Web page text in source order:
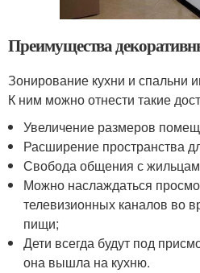
Преимущества
Зонирование кухни и спальни
К ним можно отнести такие
Увеличение размеров
Расширение пространства
Свобода общения с
Можно наслаждаться
телевизионных каналов во
пищи;
Дети всегда будут под
она вышла на кухню.